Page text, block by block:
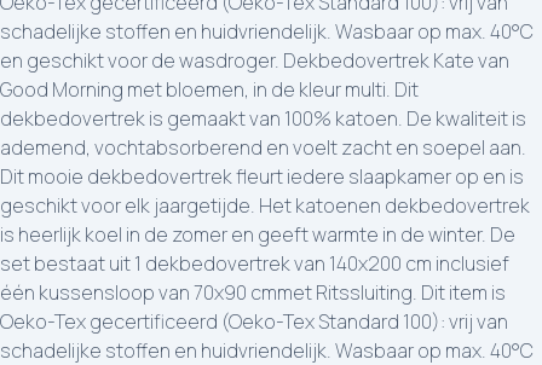
schadelijke stoffen en huidvriendelijk. Wasbaar op max. 40°C
en geschikt voor de wasdroger. Dekbedovertrek Kate van
Good Morning met bloemen, in de kleur multi. Dit
dekbedovertrek is gemaakt van 100% katoen. De kwaliteit is
ademend, vochtabsorberend en voelt zacht en soepel aan.
Dit mooie dekbedovertrek fleurt iedere slaapkamer op en is
geschikt voor elk jaargetijde. Het katoenen dekbedovertrek
is heerlijk koel in de zomer en geeft warmte in de winter. De
set bestaat uit 1 dekbedovertrek van 140x200 cm inclusief
één kussensloop van 70x90 cmmet Ritssluiting. Dit item is
Oeko-Tex gecertificeerd (Oeko-Tex Standard 100): vrij van
schadelijke stoffen en huidvriendelijk. Wasbaar op max. 40°C